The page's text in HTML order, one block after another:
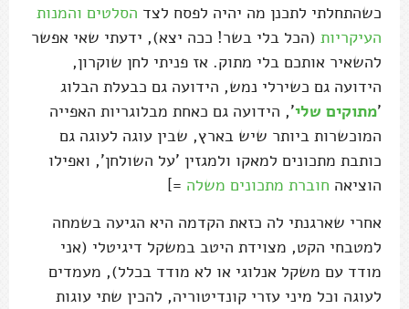
כשהתחלתי לתכנן מה יהיה לפסח לצד הסלטים והמנות
העיקריות (הכל בלי בשר! ככה יצא), ידעתי שאי אפשר
להשאיר אותכם בלי מתוק. אז פניתי לחן שוקרון,
הידועה גם כשירלי נמש, הידועה גם כבעלת הבלוג
'מתוקים שלי', הידועה גם כאחת מבלוגריות האפייה
המוכשרות ביותר שיש בארץ, שבין עוגה לעוגה גם
כותבת מתכונים למאקו ולמגזין 'על השולחן', ואפילו
הוציאה חוברת מתכונים משלה =]
אחרי שארגנתי לה כזאת הקדמה היא הגיעה בשמחה
למטבחי הקט, מצוידת היטב במשקל דיגיטלי (אני
מודד עם משקל אנלוגי או לא מודד בכלל), מעמדים
לעוגה וכל מיני עזרי קונדיטוריה, להכין שתי עוגות